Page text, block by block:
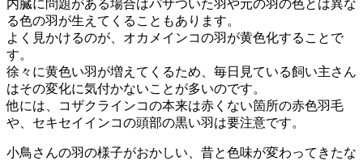
内臓に問題がある場合はパサついた羽や元の羽の色とは異な
る色の羽が生えてくることもあります。
よく見かけるのが、オカメインコの羽が黄色化することで
す。
徐々に黄色い羽が増えてくるため、毎日見ている飼い主さん
はその変化に気付かないことが多いのです。
他には、コザクラインコの本来は赤くない箇所の赤色羽毛
や、セキセイインコの頭部の黒い羽は要注意です。
小鳥さんの羽の様子がおかしい、昔と色味が変わってきたな